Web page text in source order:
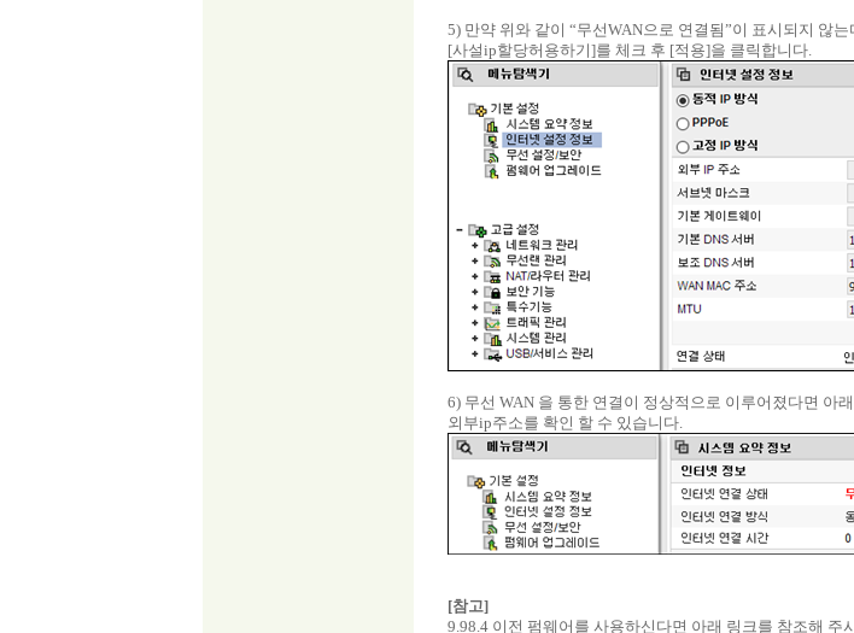
5) 만약 위와 같이 “무선WAN으로 연결됨”이 표시되지 않
[사설ip할당허용하기]를 체크 후 [적용]을 클릭합니다.
6) 무선 WAN 을 통한 연결이 정상적으로 이루어졌다면 아
외부ip주소를 확인 할 수 있습니다.
[참고]
9.98.4 이전 펌웨어를 사용하신다면 아래 링크를 참조해 주